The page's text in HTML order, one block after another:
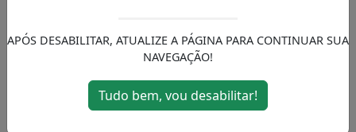
APÓS DESABILITAR, ATUALIZE A PÁGINA PARA CONTINUAR SUA
NAVEGAÇÃO!
Tudo bem, vou desabilitar!